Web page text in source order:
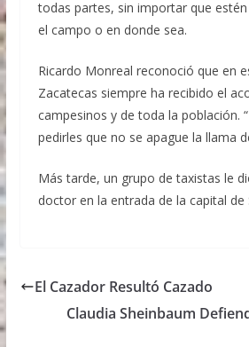
todas partes, sin importar que
el campo o en donde sea.
Ricardo Monreal reconoció que en
Zacatecas siempre ha recibido el
campesinos y de toda la población.
pedirles que no se apague la llama
Más tarde, un grupo de taxistas le
doctor en la entrada de la capital de
El Cazador Resultó Cazado
Claudia Sheinbaum